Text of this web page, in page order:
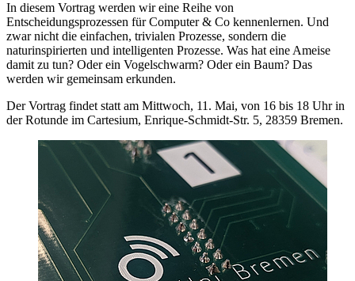
In diesem Vortrag werden wir eine Reihe von
Entscheidungsprozessen für Computer & Co kennenlernen. Und
zwar nicht die einfachen, trivialen Prozesse, sondern die
naturinspirierten und intelligenten Prozesse. Was hat eine Ameise
damit zu tun? Oder ein Vogelschwarm? Oder ein Baum? Das
werden wir gemeinsam erkunden.
Der Vortrag findet statt am Mittwoch, 11. Mai, von 16 bis 18 Uhr in
der Rotunde im Cartesium, Enrique-Schmidt-Str. 5, 28359 Bremen.